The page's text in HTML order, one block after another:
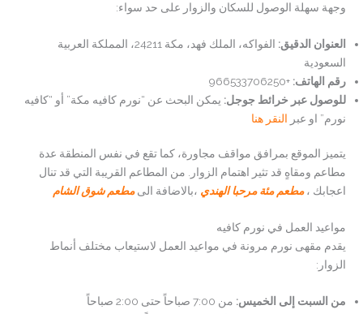
وجهة سهلة الوصول للسكان والزوار على حد سواء:
العنوان الدقيق:
الفواكه، الملك فهد، مكة 24211، المملكة العربية
السعودية
رقم الهاتف:
+966533706250
للوصول عبر خرائط جوجل: يمكن البحث عن “نورم كافيه مكة” أو “كافيه
نورم” او عبر النقر هنا
يتميز الموقع بمرافق مواقف مجاورة، كما تقع في نفس المنطقة عدة
مطاعم ومقاهٍ قد تثير اهتمام الزوار. من المطاعم القريبة التي قد تنال
اعجابك ،مطعم مئة مرحبا الهندي ،بالاضافة الىمطعم شوق الشام
مواعيد العمل في نورم كافيه
يقدم مقهى نورم مرونة في مواعيد العمل لاستيعاب مختلف أنماط
الزوار:
من السبت إلى الخميس: من 7:00 صباحاً حتى 2:00 صباحاً